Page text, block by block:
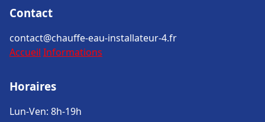
Contact
contact@chauffe-eau-installateur-4.fr
Accueil Informations
Horaires
Lun-Ven: 8h-19h